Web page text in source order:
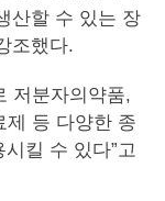
산할 수 있는 장
조했다.
저분자의약품,
제 등 다양한 종
킬 수 있다”고